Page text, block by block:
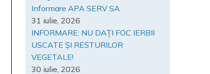
Informare APA SERV SA
31 iulie, 2026
INFORMARE: NU DAȚI FOC IERBII
USCATE ȘI RESTURILOR
VEGETALE!
30 iulie, 2026